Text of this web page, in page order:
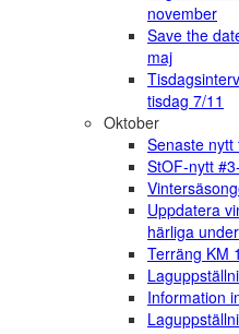
november
Save the
maj
tisdag 7/11
Oktober
Senaste
StOF-nytt
Uppdatera
härliga
Terräng KM
Information